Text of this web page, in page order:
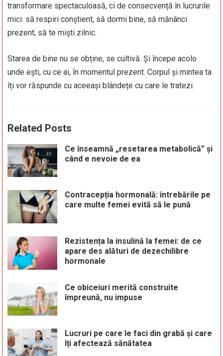
transformare spectaculoasă, ci de consecvență în lucrurile
mici: să respiri conștient, să dormi bine, să mănânci
prezent, să te miști zilnic.
Starea de bine nu se obține, se cultivă. Și începe acolo
unde ești, cu ce ai, în momentul prezent. Corpul și mintea ta
îți vor răspunde cu aceeași blândețe cu care le tratezi.
Related Posts
Ce înseamnă „resetarea metabolică” și
când e nevoie de ea
Contracepția hormonală: întrebările pe
care multe femei evită să le pună
Rezistența la insulină la femei: de ce
apare des alături de dezechilibre
hormonale
Ce obiceiuri merită construite
împreună, nu impuse
Lucruri pe care le faci din grabă și care
îți afectează sănătatea